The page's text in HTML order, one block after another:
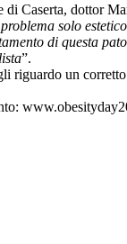
Caserta, dottor
solo
di questa
”.
riguardo un